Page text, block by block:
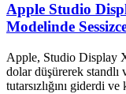
Apple Studio
Modelinde
Apple, Studio Display
dolar düşürerek standlı
tutarsızlığını giderdi